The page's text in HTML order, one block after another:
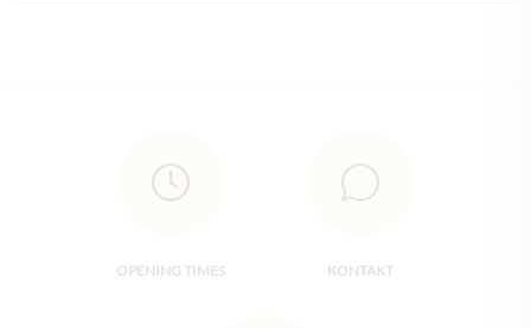
OPENING TIMES KONTAKT